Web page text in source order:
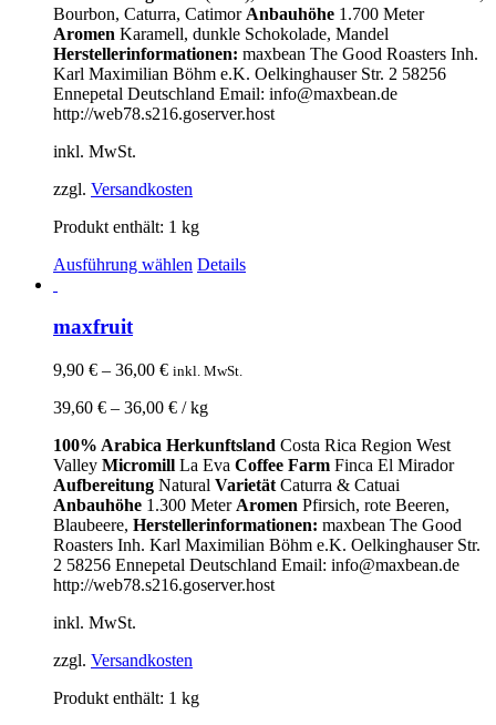
Bourbon, Caturra, Catimor Anbauhöhe 1.700 Meter
Aromen Karamell, dunkle Schokolade, Mandel
Herstellerinformationen: maxbean The Good Roasters Inh.
Karl Maximilian Böhm e.K. Oelkinghauser Str. 2 58256
Ennepetal Deutschland Email: info@maxbean.de
http://web78.s216.goserver.host
inkl. MwSt.
zzgl. Versandkosten
Produkt enthält: 1 kg
Ausführung wählen Details
maxfruit
9,90 € – 36,00 € inkl. MwSt.
39,60 € – 36,00 € /kg
100% Arabica Herkunftsland Costa Rica Region West
Valley Micromill La Eva Coffee Farm Finca El Mirador
Aufbereitung Natural Varietät Caturra & Catuai
Anbauhöhe 1.300 Meter Aromen Pfirsich, rote Beeren,
Blaubeere, Herstellerinformationen: maxbean The Good
Roasters Inh. Karl Maximilian Böhm e.K. Oelkinghauser Str.
2 58256 Ennepetal Deutschland Email: info@maxbean.de
http://web78.s216.goserver.host
inkl. MwSt.
zzgl. Versandkosten
Produkt enthält: 1 kg